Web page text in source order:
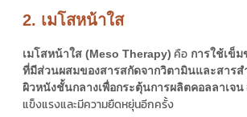
2. เมโสหน้าใส
เมโสหน้าใส (Meso Therapy) คือ การใช้เข็
ที่มีส่วนผสมของสารสกัดจากวิตามินและสารส
ผิวหนังชั้นกลางเพื่อกระตุ้นการผลิตคอลลาเจน
แข็งแรงและมีความยืดหยุ่นอีกครั้ง